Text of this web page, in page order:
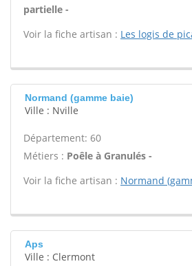
partielle -
Voir la fiche artisan : Les logis de
Normand (gamme baie)
Ville : Nville
Département: 60
Métiers : Poêle à Granulés -
Voir la fiche artisan : Normand
Aps
Ville : Clermont